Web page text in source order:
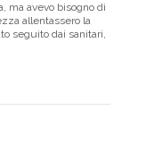
ma avevo bisogno di
allentassero la
seguito dai sanitari,